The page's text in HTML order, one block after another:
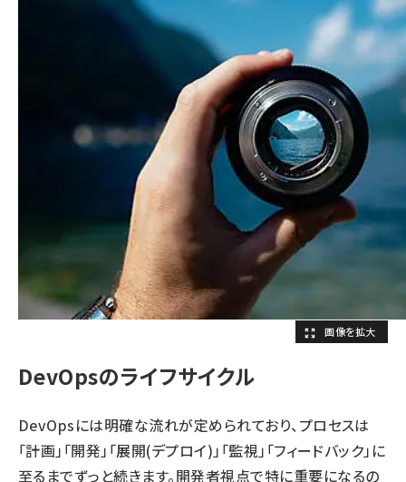
DevOpsのライフサイクル
DevOpsには明確な流れが定められており、プロセスは
「計画」「開発」「展開(デプロイ)」「監視」「フィードバック」に
至るまでずっと続きます。開発者視点で特に重要になるの